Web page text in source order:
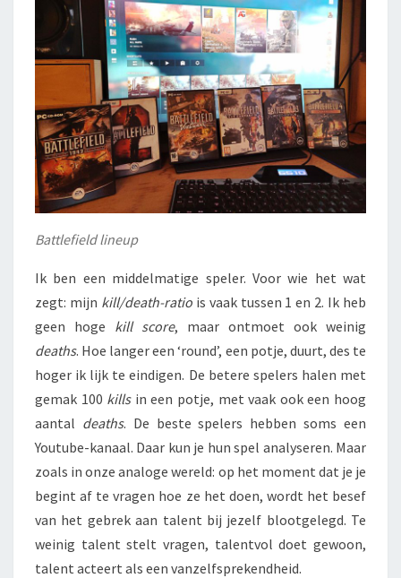
Battlefield lineup
Ik ben een middelmatige speler. Voor wie het wat
zegt: mijn kill/death-ratiois vaak tussen 1 en 2. Ik heb
geen hoge kill score, maar ontmoet ook weinig
deaths. Hoe langer een ‘round’, een potje, duurt, des te
hoger ik lijk te eindigen. De betere spelers halen met
gemak 100 killsin een potje, met vaak ook een hoog
aantal deaths. De beste spelers hebben soms een
Youtube-kanaal. Daar kun je hun spel analyseren. Maar
zoals in onze analoge wereld: op het moment dat je je
begint af te vragen hoe ze het doen, wordt het besef
van het gebrek aan talent bij jezelf blootgelegd. Te
weinig talent stelt vragen, talentvol doet gewoon,
talent acteert als een vanzelfsprekendheid.